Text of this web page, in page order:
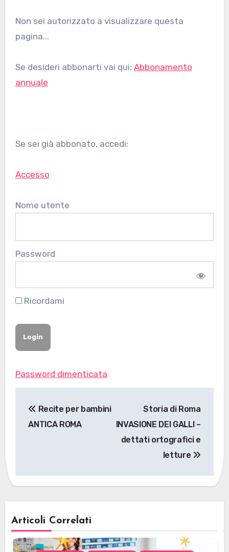
Non sei autorizzato a visualizzare questa
pagina...
Se desideri abbonarti vai qui: Abbonamento
annuale
Se sei già abbonato, accedi:
Accesso
Nome utente
Password
Ricordami
Password dimenticata
articoli
Recite per bambini
ANTICA ROMA
Storia di Roma
INVASIONE DEI GALLI –
dettati ortografici e
letture
Articoli Correlati